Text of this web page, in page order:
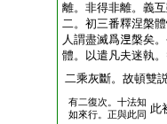
離。非得非離。義
二。初三番釋涅槃
人謂盡滅爲𣵀槃矣
體。以遣凡夫迷執
二乘灰斷。故頓雙
有二復次。十法知
如來行。正與此同 此